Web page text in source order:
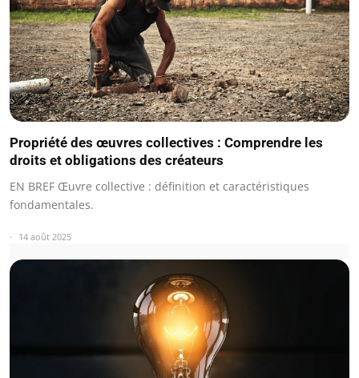
Propriété des œuvres collectives : Comprendre les
droits et obligations des créateurs
EN BREF Œuvre collective : définition et caractéristiques
fondamentales.
14 août 2025